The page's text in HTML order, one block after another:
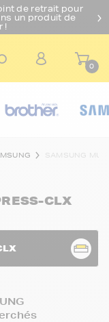
de retrait pour
un produit de
!
0
SAMSUNG
CLX